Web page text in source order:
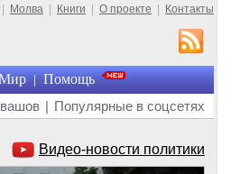
Молва Книги О проекте Контакты
| Помощь
| Популярные в соцсетях
Видео-новости политики